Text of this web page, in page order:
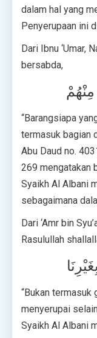
dalam hal yang
Penyerupaan ini
Dari Ibnu ‘Umar,
bersabda,
“Barangsiapa
termasuk bagian
Abu Daud no.
269 mengatakan
Syaikh Al Albani
sebagaimana
Dari ‘Amr bin
Rasulullah
“Bukan termasuk
menyerupai
Syaikh Al Albani